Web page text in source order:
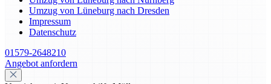
Umzug von Lüneburg nach Dresden
Impressum
Datenschutz
01579-2648210
Angebot anfordern